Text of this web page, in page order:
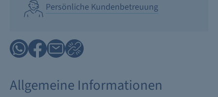
Persönliche Kundenbetreuung
Allgemeine Informationen